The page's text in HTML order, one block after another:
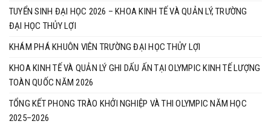
TUYỂN SINH ĐẠI HỌC 2026 – KHOA KINH TẾ VÀ QUẢN LÝ, TRƯỜNG
ĐẠI HỌC THỦY LỢI
KHÁM PHÁ KHUÔN VIÊN TRƯỜNG ĐẠI HỌC THỦY LỢI
KHOA KINH TẾ VÀ QUẢN LÝ GHI DẤU ẤN TẠI OLYMPIC KINH TẾ LƯỢNG
TOÀN QUỐC NĂM 2026
TỔNG KẾT PHONG TRÀO KHỞI NGHIỆP VÀ THI OLYMPIC NĂM HỌC
2025–2026